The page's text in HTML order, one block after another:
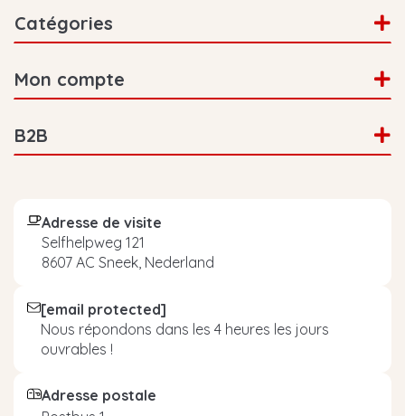
Catégories
Mon compte
B2B
Adresse de visite
Selfhelpweg 121
8607 AC Sneek, Nederland
[email protected]
Nous répondons dans les 4 heures les jours
ouvrables !
Adresse postale